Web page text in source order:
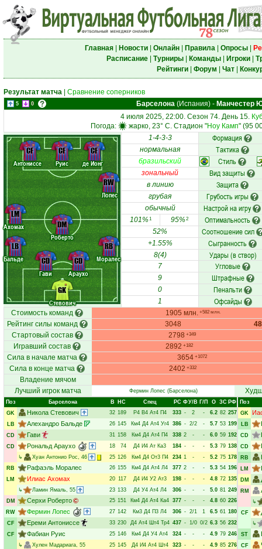
Главная| Новости| Онлайн| Правила| Опросы|
Расписание| Турниры| Команды| Игроки|
Рейтинги| Форум Чат|
Результат матча Сравнение соперников
5 0 Барселона (Испания) - Манчестер
4 июля 2025, 22:00. Сезон 74. День 15.
Погода:
жарко, 23° C. Стадион "Ноу Камп" (95
Стевович
Бальде
Гави
Араухо
Моралес
Ахомах
Роберто
Лопес
Антониссе Руис де Йонг
GK
LB
CD
CD
RB
LM
DM
RW
CF CF CF
1-4-3-3 Формация
нормальная Тактика
бразильский Стиль
зональный Вид защиты
в линию Защита
грубая Грубость игры
обычный Настрой на игру
101%1 95%2 Оптимальность
52% Соотношение сил
+1.55% Сыгранность
8(4) Удары (в створ)
7 Угловые
9 Штрафные
0 Пенальти
1 Офсайды
Стоимость команд 1905 млн. +582 млн.
Рейтинг силы команд 3048
Стартовый состав
2798 +349
Игравший состав 2892 +182
Сила в начале матча 3654 +1072
Сила в конце матча 2402 +332
Владение мячом
Лучший игрок матча
Фермин Лопес (Барселона)
Поз Барселона В НC Спец РC ФУ/В Г/П О ЗС РФ
GK
Никола Стевович 32 189 Р4 В4 Ат4 П4 333 - 2 - 6.2 82 257
LB
Алехандро Бальде 26 145 Км4 Д4 Ат4 Уг4 386 - 2/2 - 5.7 53 199
CD
Гави 31 158 Км4 Д4 Ат4 П4 338 2 - - 6.0 59 192
CD
Рональд Араухо 18 74 Д4 И4 Ат Ка3 184 - - - 5.3 79 138
↳
Хуан Антонио Рос, 46 25 126 Км4 Д4 От3 П4 234 1 - - 5.2 75 178
RB
Рафаэль Моралес 26 155 Км4 Д4 Ат4 Л4 377 2 - - 5.3 54 196
LM
Илиас Ахомах 20 117 Д4 И4 У2 Ат3 198 - - - 4.8 72 135
↳
Ламин Ямаль, 55 23 133 Д4 У4 Ат4 Л4 306 - - - 5.0 81 249
DM
Серхи Роберто 25 151 Км4 Д4 Ат4 Ка4 377 - - - 4.8 60 226
RW
Фермин Лопес 27 142 Км3 Д4 П3 Л4 306 - 2/1 1 6.5 61 180
CF
Ереми Антониссе 33 230 Д4 Ат4 Шт4 Тр4 437 - 1/0 0/2 6.3 56 232
CF
Фабиан Руис 25 146 Км4 Д4 У4 Ат4 324 - - - 4.9 79 246
↳
Хулен Мадариага, 55 25 145 Д4 И4 Ат4 Шт4 323 - - - 4.9 85 276
Поз
GK
LB
CD
CD
RB
LM
DM
RM
↳
CF
↳
ST
CF